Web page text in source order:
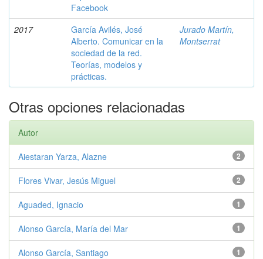
Facebook
2017
García Avilés, José
Alberto. Comunicar en la
sociedad de la red.
Teorías, modelos y
prácticas.
Jurado Martín,
Montserrat
Otras opciones relacionadas
Autor
2
Aiestaran Yarza, Alazne
2
Flores Vivar, Jesús Miguel
1
Aguaded, Ignacio
1
Alonso García, María del Mar
1
Alonso García, Santiago